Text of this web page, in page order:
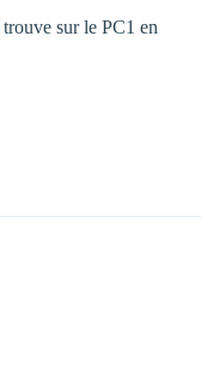
sur le PC1 en